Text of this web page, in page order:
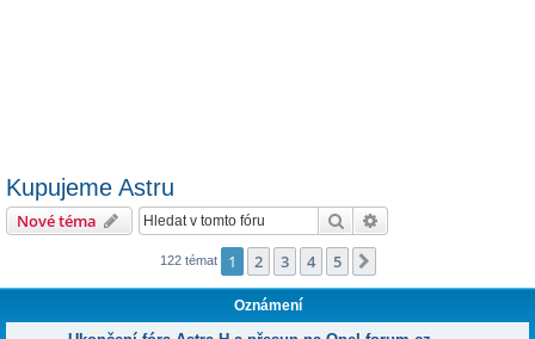
Kupujeme Astru
Nové téma Hledat
122 témat 1 2 3 4 5
Oznámení